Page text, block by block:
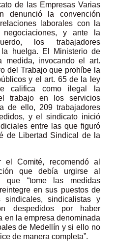
de las Empresas Varias
denunció la convención
laborales con la
y ante la
los trabajadores
la huelga. El Ministerio de
medida, invocando el art.
del Trabajo que prohíbe la
y el art. 65 de la ley
califica como ilegal la
trabajo en los servicios
de ello, 209 trabajadores
y el sindicato inició
entre las que figuró
de Libertad Sindical de la
el Comité, recomendó al
que debía urgirse al
que “tome las medidas
en sus puestos de
sindicalistas y
despedidos por haber
en la empresa denominada
de Medellín y si ello no
de manera completa”.